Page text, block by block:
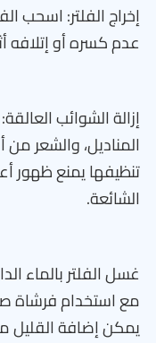
إخراج الفلتر: اسحب
عدم كسره أو إتلافه
إزالة الشوائب
المناديل، والشعر من
تنظيفها يمنع ظهور
الشائعة.
غسل الفلتر بالماء
مع استخدام فرشاة
يمكن إضافة القليل